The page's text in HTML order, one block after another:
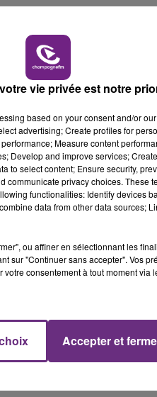
MACHINE -
en assistanat.
JOUÉCLUB DE REIMS
JouéClub est
vie privée est notre
based on your consent and/or
advertising; Create profiles for
Measure content
Develop and improve services;
to select content; Ensure security,
communicate privacy choices. These
functionalities: Identify devices
data from other data sources;
ou affiner en sélectionnant les
sur "Continuer sans accepter". Vos
consentement à tout moment via
Accepter et